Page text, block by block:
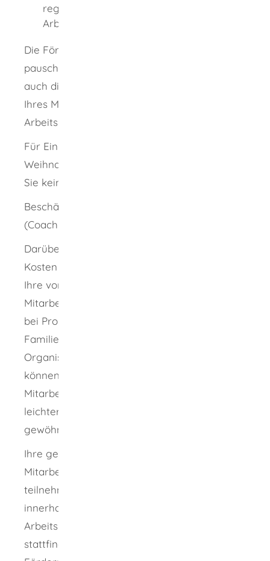
regelmäßig zu berücksichtigenden
Arbeitsentgelts.
Die Förderung deckt mit einem
pauschalierten Sozialversicherungsbeitrag
auch die Absicherung Ihrer Mitarbeiterin oder
Ihres Mitarbeiters ab (außer: Beitrag zur
Arbeitslosenversicherung).
Für Einmalzahlungen wie zum Beispiel
Weihnachtsgeld oder Urlaubsgeld bekommen
Sie keinen Zuschuss.
Beschäftigungsbegleitende Betreuung
(Coaching)
Darüber hinaus übernimmt das Jobcenter die
Kosten für ein zweijähriges Coaching, dass
Ihre vormals langzeitarbeitslosen
Mitarbeiterinnen und Mitarbeiter zum Beispiel
bei Problemen am neuen Arbeitsplatz, in der
Familie oder bei Schwierigkeiten mit der
Organisation des Alltags unterstützt. So
können sich Ihre neuen Mitarbeiterinnen und
Mitarbeiter nach langer Arbeitslosigkeit
leichter wieder an den Arbeitsalltag
gewöhnen.
Ihre geförderten Mitarbeiterinnen und
Mitarbeiter sollen an diesem Coaching
teilnehmen. Das Coaching kann grundsätzlich
innerhalb oder außerhalb der Arbeitszeit, am
Arbeitsplatz oder an einem anderen Ort
stattfinden. In den ersten 6 Monaten der